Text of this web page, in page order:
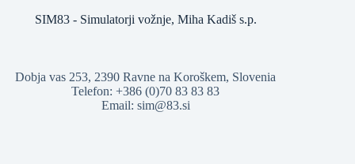
SIM83 - Simulatorji vožnje, Miha Kadiš s.p.
Dobja vas 253, 2390 Ravne na Koroškem, Slovenia
Telefon: +386 (0)70 83 83 83
Email: sim@83.si